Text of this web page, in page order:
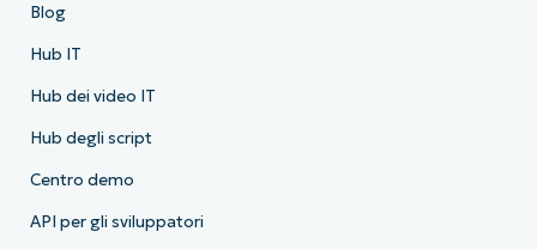
Blog
Hub IT
Hub dei video IT
Hub degli script
Centro demo
API per gli sviluppatori